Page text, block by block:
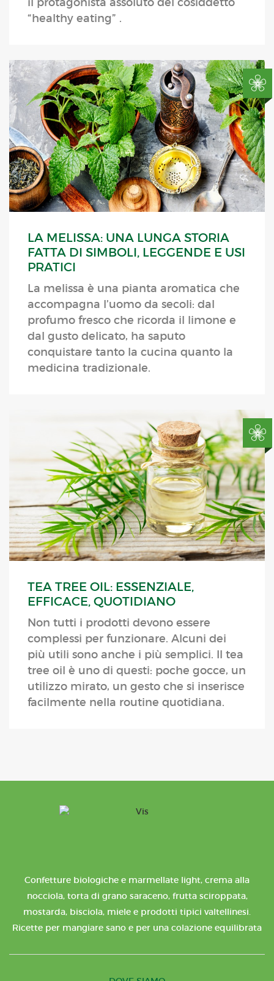
“healthy eating” .
LA MELISSA: UNA LUNGA STORIA
FATTA DI SIMBOLI, LEGGENDE E USI
PRATICI
La melissa è una pianta aromatica che
accompagna l’uomo da secoli: dal
profumo fresco che ricorda il limone e
dal gusto delicato, ha saputo
conquistare tanto la cucina quanto la
medicina tradizionale.
TEA TREE OIL: ESSENZIALE,
EFFICACE, QUOTIDIANO
Non tutti i prodotti devono essere
complessi per funzionare. Alcuni dei
più utili sono anche i più semplici. Il tea
tree oil è uno di questi: poche gocce, un
utilizzo mirato, un gesto che si inserisce
facilmente nella routine quotidiana.
Confetture biologiche e marmellate light, crema alla
nocciola, torta di grano saraceno, frutta sciroppata,
mostarda, bisciola, miele e prodotti tipici valtellinesi.
Ricette per mangiare sano e per una colazione equilibrata